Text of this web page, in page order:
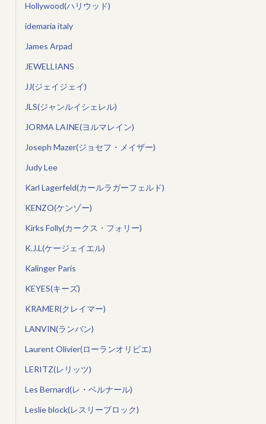
Hollywood(ハリウッド)
idemaria italy
James Arpad
JEWELLIANS
JJ(ジェイジェイ)
JLS(ジャンルイシェレル)
JORMA LAINE(ヨルマレイン)
Joseph Mazer(ジョセフ・メイザー)
Judy Lee
Karl Lagerfeld(カールラガーフェルド)
KENZO(ケンゾー)
Kirks Folly(カークス・フォリー)
K.J.L(ケージェイエル)
Kalinger Paris
KEYES(キーズ)
KRAMER(クレイマー)
LANVIN(ランバン)
Laurent Olivier(ローランオリビエ)
LERITZ(レリッツ)
Les Bernard(レ・ベルナール)
Leslie block(レスリーブロック)